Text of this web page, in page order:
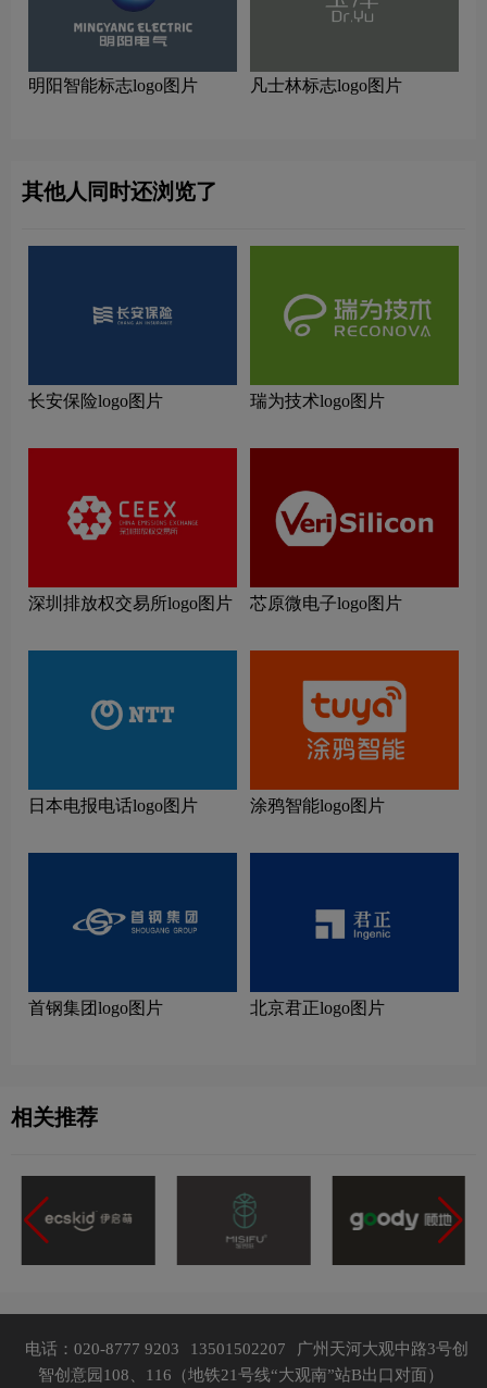
明阳智能标志logo图片 凡士林标志logo图片
其他人同时还浏览了
长安保险logo图片 瑞为技术logo图片
深圳排放权交易所logo图片 芯原微电子logo图片
日本电报电话logo图片 涂鸦智能logo图片
首钢集团logo图片 北京君正logo图片
相关推荐
电话：020-8777 9203 13501502207
广州天河大观中路3号创
智创意园108、116（地铁21号线“大观南”站B出口对面）